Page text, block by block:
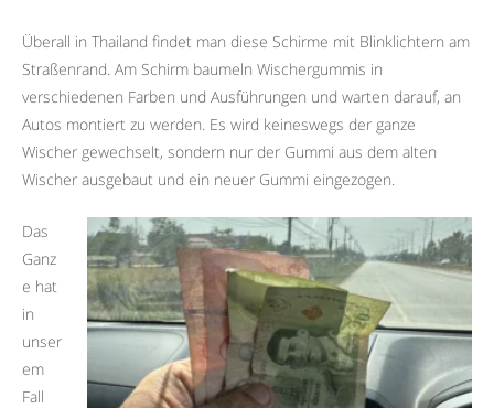
Überall in Thailand findet man diese Schirme mit Blinklichtern am
Straßenrand. Am Schirm baumeln Wischergummis in
verschiedenen Farben und Ausführungen und warten darauf, an
Autos montiert zu werden. Es wird keineswegs der ganze
Wischer gewechselt, sondern nur der Gummi aus dem alten
Wischer ausgebaut und ein neuer Gummi eingezogen.
Das
Ganz
e hat
in
unser
em
Fall